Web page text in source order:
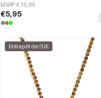
MSRP €16,99
€5,95
Entrepôt de l'UE